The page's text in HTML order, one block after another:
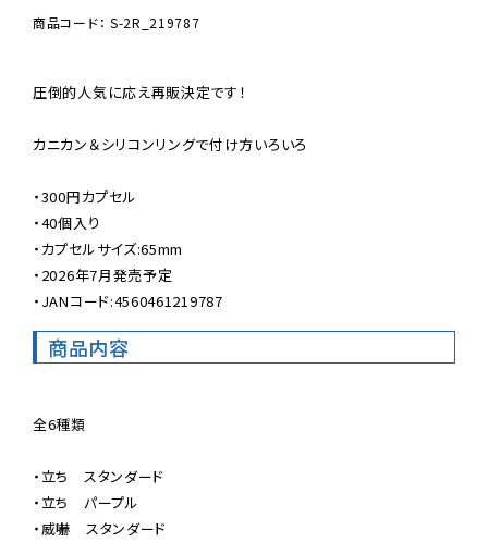
商品コード： S-2R_219787
圧倒的人気に応え再販決定です！
カニカン＆シリコンリングで付け方いろいろ
・300円カプセル
・40個入り
・カプセルサイズ:65mm
・2026年7月発売予定
・JANコード:4560461219787
商品内容
全6種類
・立ち　スタンダード
・立ち　パープル
・威嚇　スタンダード